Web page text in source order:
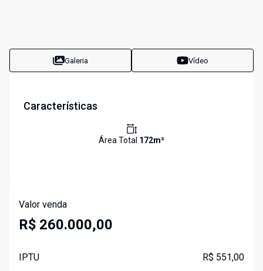
Galeria Vídeo
Características
Área Total 172m²
Valor venda
R$ 260.000,00
IPTU R$ 551,00